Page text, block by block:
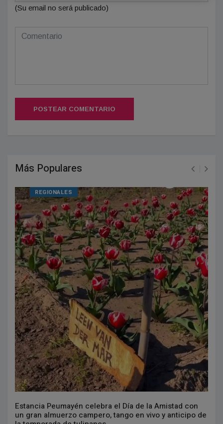
(Su email no será publicado)
POSTEAR COMENTARIO
Más Populares
REGIONALES
Estancia Peumayén celebra el Día de la Amistad con
un gran almuerzo campero, tango en vivo y anticipo de